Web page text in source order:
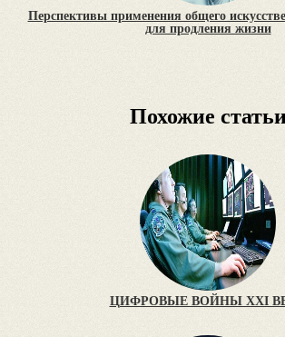
Перспективы применения общего
для продления жизни
Похожие
ЦИФРОВЫЕ ВОЙНЫ XXI